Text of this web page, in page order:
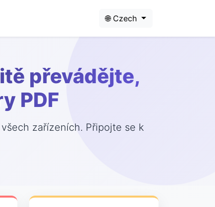
🌐 Czech
převádějte,
PDF
zařízeních. Připojte se k